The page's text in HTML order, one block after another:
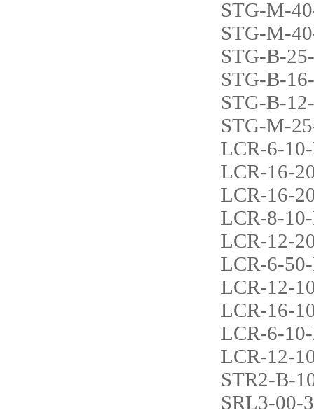
STG-M-
STG-M-
STG-B-
STG-B-
STG-B-
STG-M-
LCR-6-
LCR-16-
LCR-16-
LCR-8-
LCR-12-
LCR-6-
LCR-12-
LCR-16-
LCR-6-
LCR-12-
STR2-B-
SRL3-00-